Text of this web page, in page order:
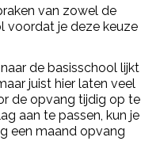
van zowel de
voordat je deze keuze
de basisschool lijkt
juist hier laten veel
de opvang tijdig op te
aan te passen, kun je
een maand opvang